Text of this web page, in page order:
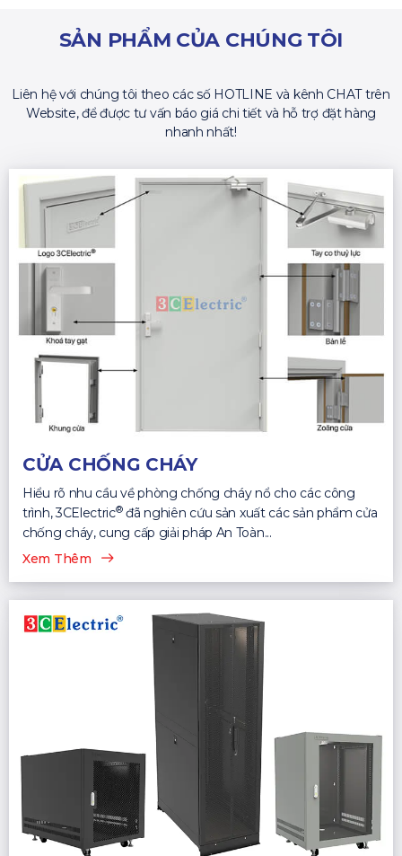
SẢN PHẨM CỦA CHÚNG TÔI
Liên hệ với chúng tôi theo các số HOTLINE và kênh CHAT trên
Website, để được tư vấn báo giá chi tiết và hỗ trợ đặt hàng
nhanh nhất!
CỬA CHỐNG CHÁY
Hiểu rõ nhu cầu về phòng chống cháy nổ cho các công
trình, 3CElectric®đã nghiên cứu sản xuất các sản phẩm cửa
chống cháy, cung cấp giải pháp An Toàn...
Xem Thêm